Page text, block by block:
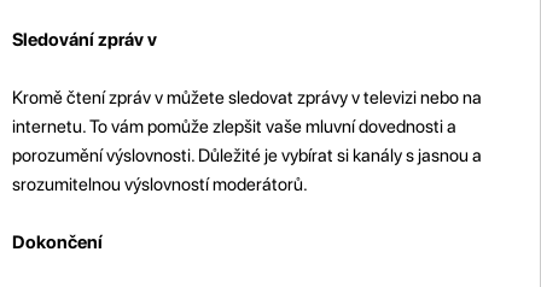
Sledování zpráv v
Kromě čtení zpráv v můžete sledovat zprávy v televizi nebo na
internetu. To vám pomůže zlepšit vaše mluvní dovednosti a
porozumění výslovnosti. Důležité je vybírat si kanály s jasnou a
srozumitelnou výslovností moderátorů.
Dokončení